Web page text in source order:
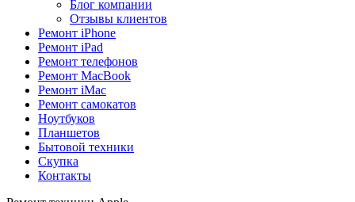
Блог компании
Отзывы клиентов
Ремонт iPhone
Ремонт iPad
Ремонт телефонов
Ремонт MacBook
Ремонт iMac
Ремонт самокатов
Ноутбуков
Планшетов
Бытовой техники
Скупка
Контакты